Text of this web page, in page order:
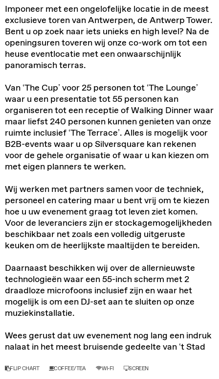
Imponeer met een ongelofelijke locatie in de meest
exclusieve toren van Antwerpen, de Antwerp Tower.
Bent u op zoek naar iets unieks en high level? Na de
openingsuren toveren wij onze co-work om tot een
heuse eventlocatie met een onwaarschijnlijk
panoramisch terras.
Van ‘The Cup’ voor 25 personen tot ‘The Lounge’
waar u een presentatie tot 55 personen kan
organiseren tot een receptie of Walking Dinner waar
maar liefst 240 personen kunnen genieten van onze
ruimte inclusief ‘The Terrace’. Alles is mogelijk voor
B2B-events waar u op Silversquare kan rekenen
voor de gehele organisatie of waar u kan kiezen om
met eigen planners te werken.
Wij werken met partners samen voor de techniek,
personeel en catering maar u bent vrij om te kiezen
hoe u uw evenement graag tot leven ziet komen.
Voor de leveranciers zijn er stockagemogelijkheden
beschikbaar net zoals een volledig uitgeruste
keuken om de heerlijkste maaltijden te bereiden.
Daarnaast beschikken wij over de allernieuwste
technologieën waar een 55-inch scherm met 2
draadloze microfoons inclusief zijn en waar het
mogelijk is om een DJ-set aan te sluiten op onze
muziekinstallatie.
Wees gerust dat uw evenement nog lang een indruk
nalaat in het meest bruisende gedeelte van ‘t Stad
FLIP CHART COFFEE/TEA WI-FI SCREEN